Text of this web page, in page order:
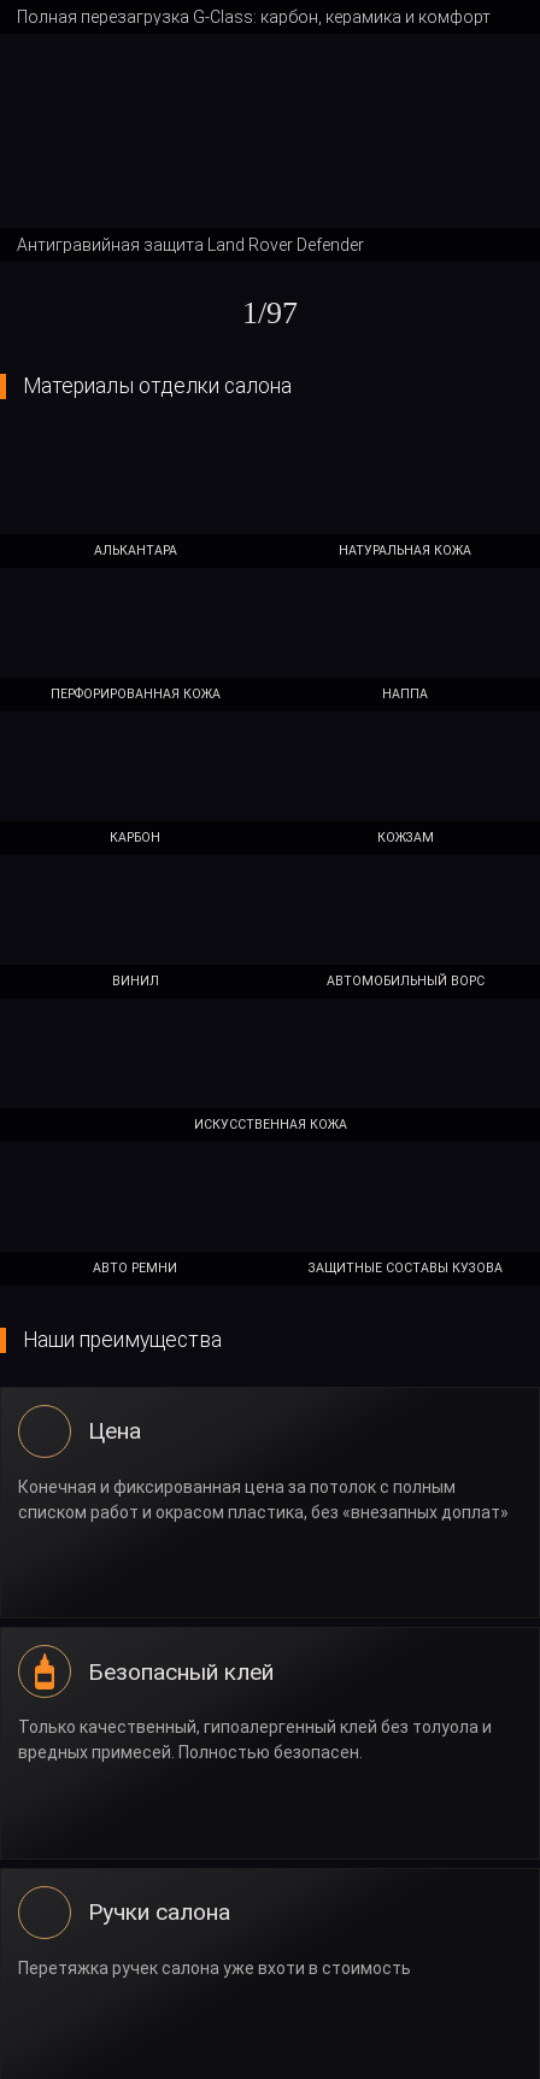
Полная перезагрузка G-Class: карбон, керамика и комфорт
Антигравийная защита Land Rover Defender
1/97
Материалы отделки салона
АЛЬКАНТАРА НАТУРАЛЬНАЯ КОЖА
ПЕРФОРИРОВАННАЯ КОЖА НАППА
КАРБОН КОЖЗАМ
ВИНИЛ АВТОМОБИЛЬНЫЙ ВОРС
ИСКУССТВЕННАЯ КОЖА
АВТО РЕМНИ ЗАЩИТНЫЕ СОСТАВЫ КУЗОВА
Наши преимущества
Цена
Конечная и фиксированная цена за потолок с полным
списком работ и окрасом пластика, без «внезапных доплат»
Безопасный клей
Только качественный, гипоалергенный клей без толуола и
вредных примесей. Полностью безопасен.
Ручки салона
Перетяжка ручек салона уже вхоти в стоимость